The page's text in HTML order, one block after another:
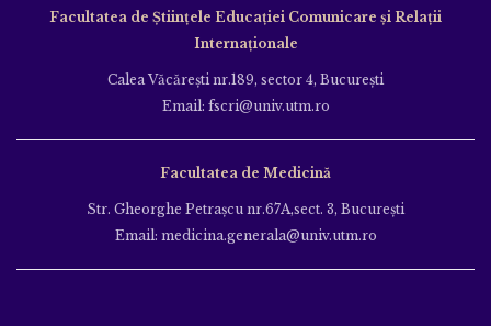
Facultatea de Ştiinţele Educației Comunicare și Relații
Internaționale
Calea Văcăreşti nr.189, sector 4, Bucureşti
Email: fscri@univ.utm.ro
Facultatea de Medicină
Str. Gheorghe Petraşcu nr.67A,sect. 3, Bucureşti
Email: medicina.generala@univ.utm.ro